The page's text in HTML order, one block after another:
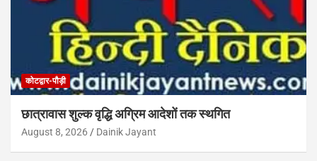
कोटद्वार-पौड़ी
छात्रावास शुल्क वृद्धि अग्रिम आदेशों तक स्थगित
August 8, 2026 Dainik Jayant